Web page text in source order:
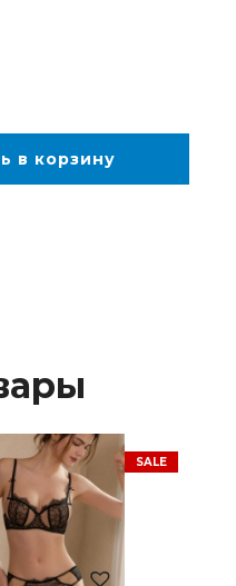
в корзину